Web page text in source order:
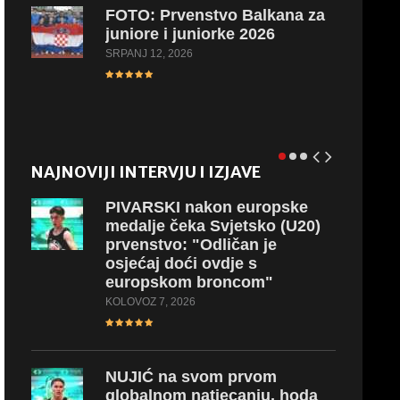
FOTO: Prvenstvo Balkana za
juniore i juniorke 2026
SRPANJ 12, 2026
NAJNOVIJI INTERVJU I IZJAVE
PIVARSKI nakon europske
medalje čeka Svjetsko (U20)
prvenstvo: "Odličan je
osjećaj doći ovdje s
europskom broncom"
KOLOVOZ 7, 2026
NUJIĆ na svom prvom
globalnom natjecanju, hoda